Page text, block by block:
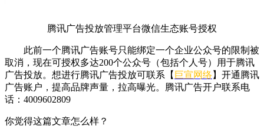
腾讯广告投放管理平台微信生态账号授权
此前一个腾讯广告账号只能绑定一个企业公众号的限制被
取消，现在可授权多达200个公众号（包括个人号）用于腾讯
广告投放。想进行腾讯广告投放可联系【 巨宣网络】开通腾讯
广告账户，提高品牌声量，拉高曝光。腾讯广告开户联系电
话：4009602809
你觉得这篇文章怎么样？